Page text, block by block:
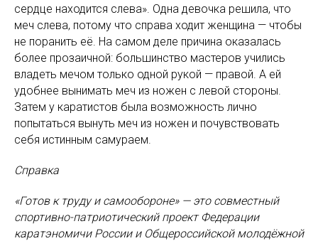
сердце находится слева». Одна девочка решила, что
меч слева, потому что справа ходит женщина — чтобы
не поранить её. На самом деле причина оказалась
более прозаичной: большинство мастеров учились
владеть мечом только одной рукой — правой. А ей
удобнее вынимать меч из ножен с левой стороны.
Затем у каратистов была возможность лично
попытаться вынуть меч из ножен и почувствовать
себя истинным самураем.
Справка
«Готов к труду и самообороне» — это совместный
спортивно-патриотический проект Федерации
каратэномичи России и Общероссийской молодёжной